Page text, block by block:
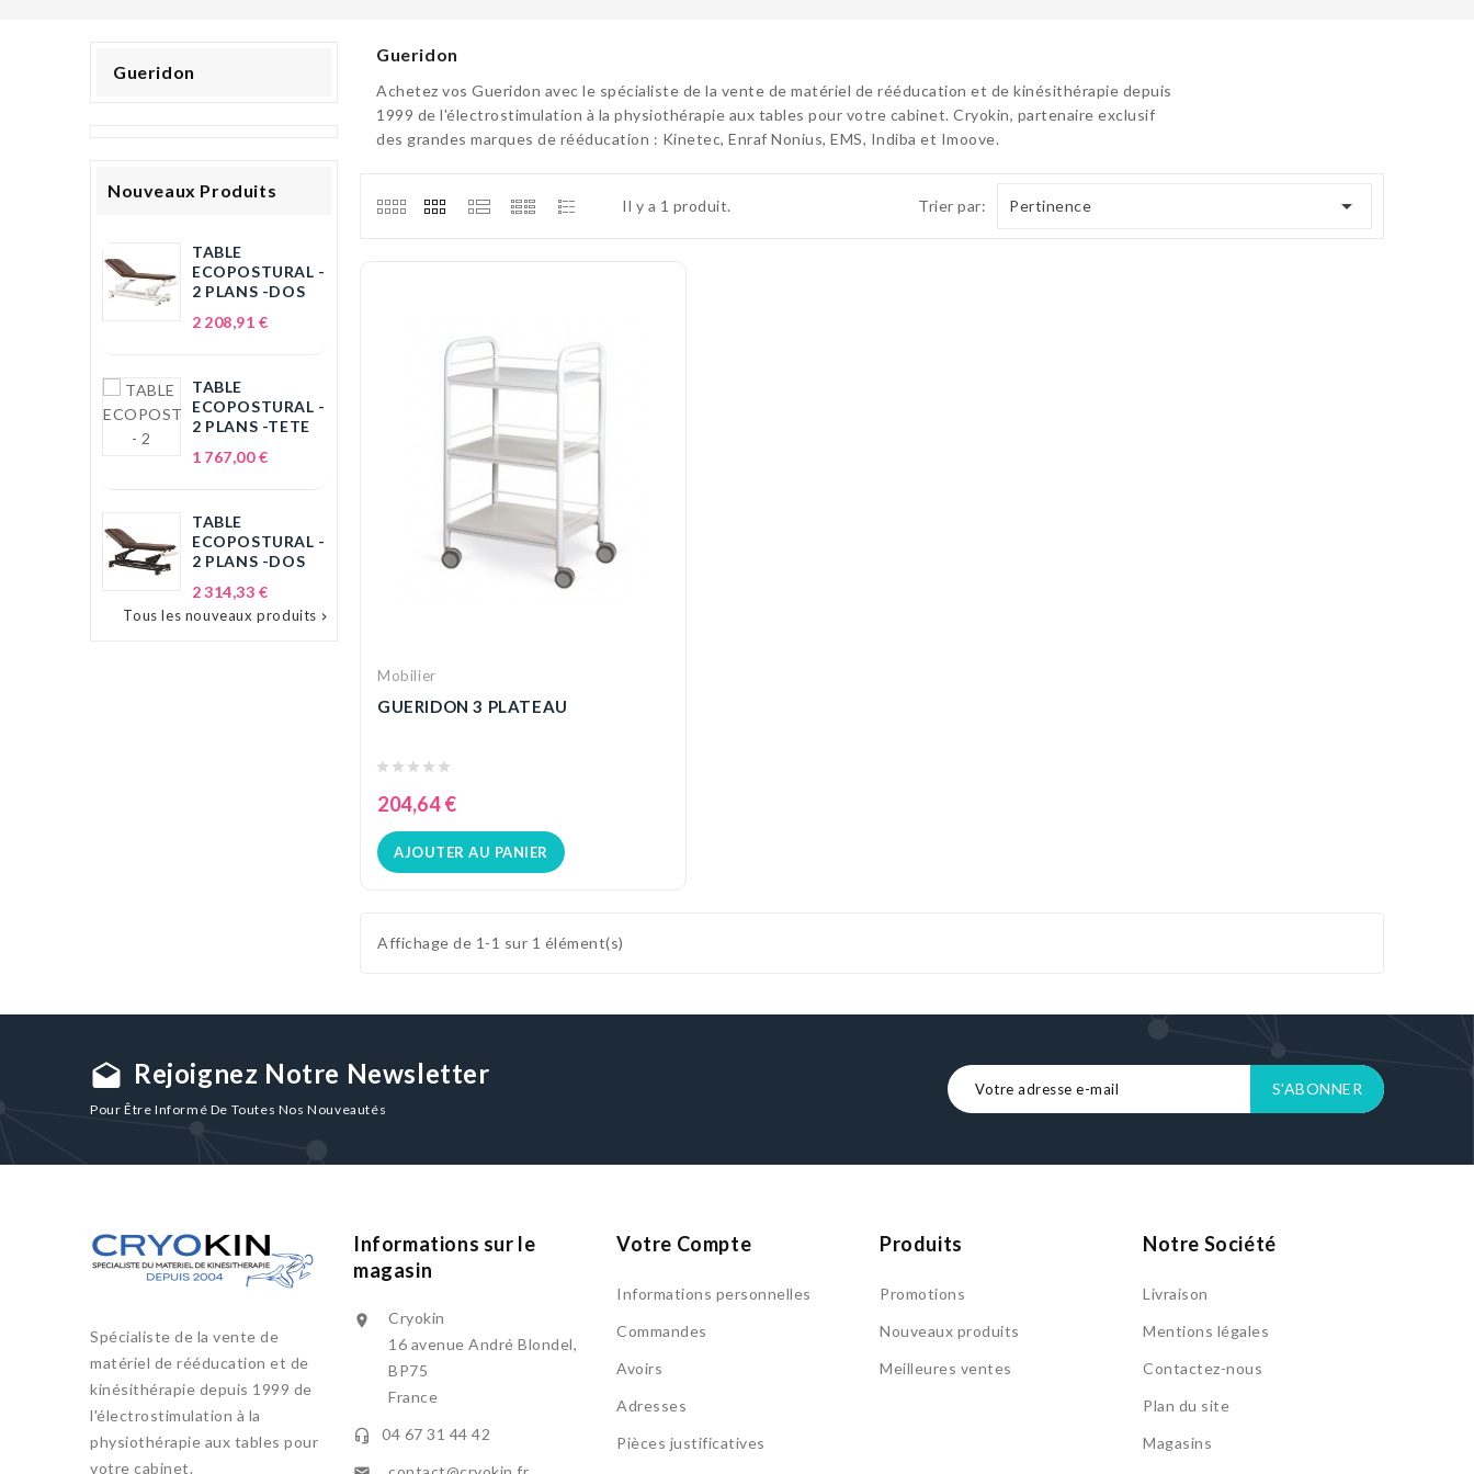
Gueridon
Nouveaux Produits
TABLE
ECOPOSTURAL -
2 PLANS -DOS
2 208,91 €Prix
TABLE
ECOPOSTURAL -
2 PLANS -TETE
1 767,00 €Prix
TABLE
ECOPOSTURAL -
2 PLANS -DOS
2 314,33 €Prix
Tous les nouveaux produits 
Gueridon
Achetez vos Gueridon avec le spécialiste de la vente de matériel de rééducation et de kinésithérapie depuis
1999 de l'électrostimulation à la physiothérapie aux tables pour votre cabinet. Cryokin, partenaire exclusif
des grandes marques de rééducation : Kinetec, Enraf Nonius, EMS, Indiba et Imoove.
Il y a 1 produit. Trier par: Pertinence 
Mobilier
GUERIDON 3 PLATEAU
204,64 €
AJOUTER AU PANIER
Affichage de 1-1 sur 1 élément(s)
drafts Rejoignez Notre Newsletter
Pour Être Informé De Toutes Nos Nouveautés
Spécialiste de la vente de
matériel de rééducation et de
kinésithérapie depuis 1999 de
l'électrostimulation à la
physiothérapie aux tables pour
votre cabinet.
Informations sur le
magasin

Cryokin
16 avenue André Blondel,
BP75
France
 04 67 31 44 42
Votre Compte
Informations personnelles
Commandes
Avoirs
Adresses
Pièces justificatives
Produits
Promotions
Nouveaux produits
Meilleures ventes
Notre Société
Livraison
Mentions légales
Contactez-nous
Plan du site
Magasins